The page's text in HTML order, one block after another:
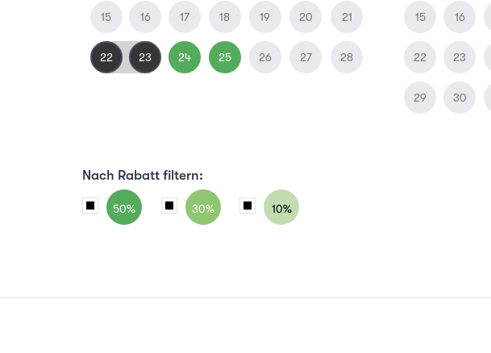
15 16 17 18 19 20 21
22 23 24 25 26 27 28
15 16
22 23
29 30
Nach Rabatt filtern:
50% 30% 10%